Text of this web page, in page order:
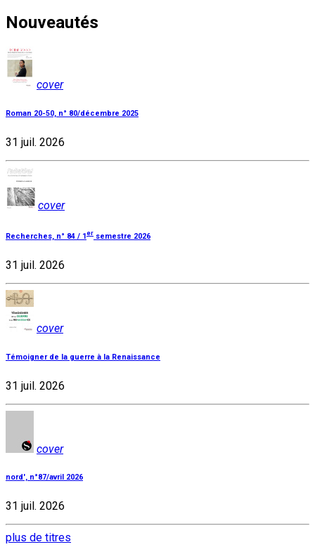
Nouveautés
cover
Roman 20-50, n° 80/décembre 2025
31 juil. 2026
cover
Recherches, n° 84 / 1er semestre 2026
31 juil. 2026
cover
Témoigner de la guerre à la Renaissance
31 juil. 2026
cover
nord', n°87/avril 2026
31 juil. 2026
plus de titres